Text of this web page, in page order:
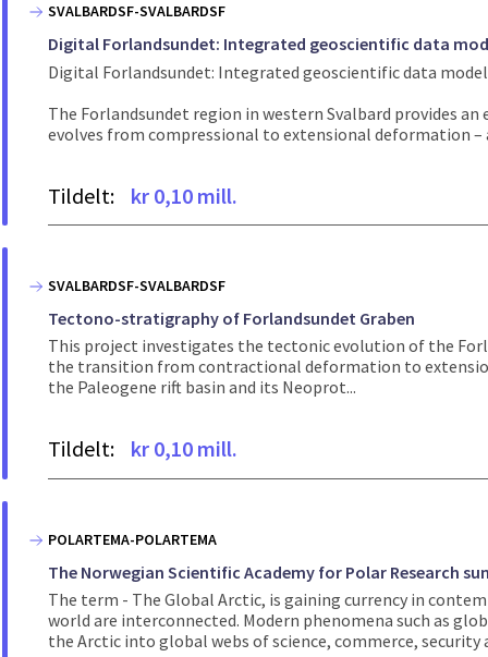
SVALBARDSF-SVALBARDSF
Digital Forlandsundet: Integrated geoscientific data
Digital Forlandsundet: Integrated geoscientific data
The Forlandsundet region in western Svalbard provides
evolves from compressional to extensional deformation –
Tildelt: kr 0,10 mill.
SVALBARDSF-SVALBARDSF
Tectono-stratigraphy of Forlandsundet Graben
This project investigates the tectonic evolution of the
the transition from contractional deformation to
the Paleogene rift basin and its Neoprot...
Tildelt: kr 0,10 mill.
POLARTEMA-POLARTEMA
The Norwegian Scientific Academy for Polar Research
The term - The Global Arctic, is gaining currency in
world are interconnected. Modern phenomena such as
the Arctic into global webs of science, commerce, security